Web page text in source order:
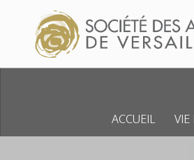
Skip to content
ACCUEIL VIE